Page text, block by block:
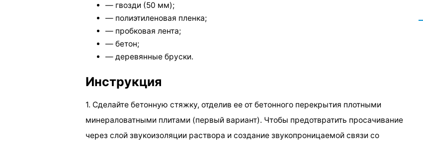
— гвозди (50 мм);
— полиэтиленовая пленка;
— пробковая лента;
— бетон;
— деревянные бруски.
Инструкция
1. Сделайте бетонную стяжку, отделив ее от бетонного перекрытия плотными
минераловатными плитами (первый вариант). Чтобы предотвратить просачивание
через слой звукоизоляции раствора и создание звукопроницаемой связи со